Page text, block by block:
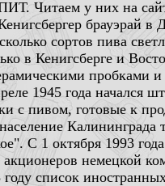
Читаем у них на
брауэрай
сортов пива
в Кенигсберге и
пробками
1945 года начался
с пивом, готовые к
С 1 октября 1993
немецкой
список